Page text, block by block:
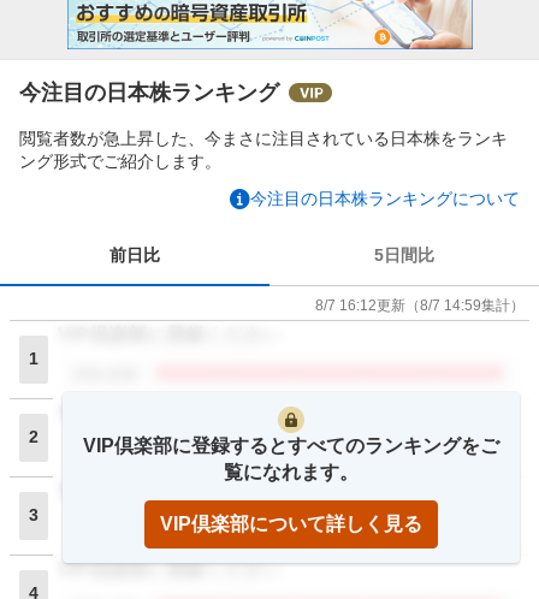
今注目の日本株ランキング
閲覧者数が急上昇した、今まさに注目されている日本株をランキ
ング形式でご紹介します。
今注目の日本株ランキングについて
前日比 5日間比
8/7 16:12更新 （8/7 14:59集計）
1
2
VIP倶楽部に登録ください
閲覧者数
3
4
VIP倶楽部に登録ください
VIP倶楽部に登録するとすべてのランキングをご
覧になれます。
VIP倶楽部について詳しく見る